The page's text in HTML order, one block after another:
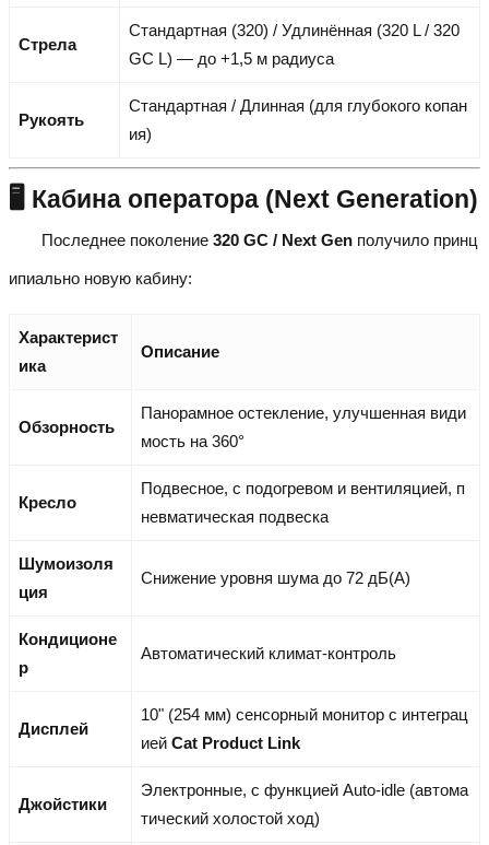
Стрела
Стандартная (320) / Удлинённая (320 L / 320
GC L) — до +1,5 м радиуса
Рукоять
Стандартная / Длинная (для глубокого копан
ия)
🖥️ Кабина оператора (Next Generation)
Последнее поколение 320 GC / Next Gen получило принц
ипиально новую кабину:
Характерист
ика
Описание
Обзорность
Панорамное остекление, улучшенная види
мость на 360°
Кресло
Подвесное, с подогревом и вентиляцией, п
невматическая подвеска
Шумоизоля
ция
Снижение уровня шума до 72 дБ(A)
Кондиционе
р
Автоматический климат-контроль
Дисплей
10" (254 мм) сенсорный монитор с интеграц
ией Cat Product Link
Джойстики
Электронные, с функцией Auto-idle (автома
тический холостой ход)